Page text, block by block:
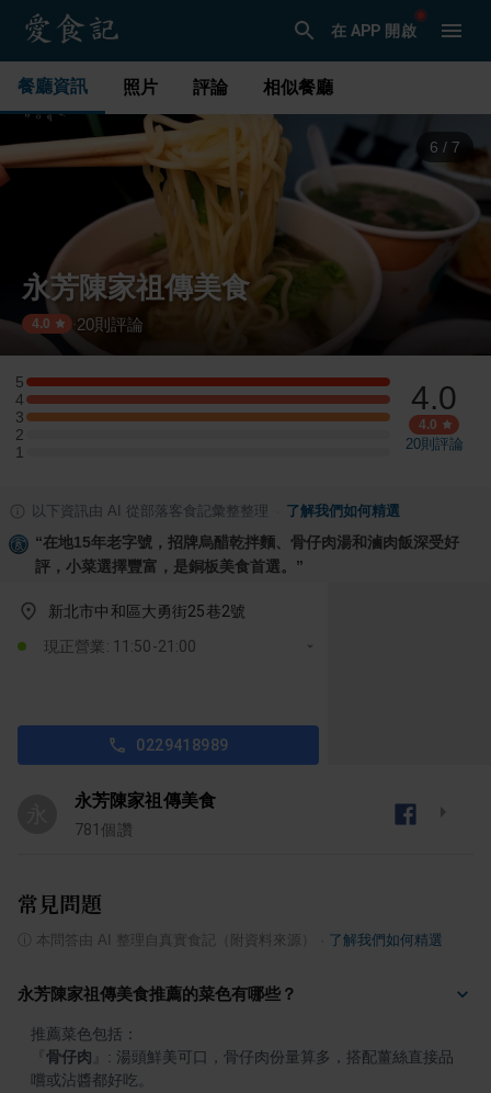
在 APP 開啟
餐廳資訊 照片 評論 相似餐廳
6 / 7
永芳陳家祖傳美食
4.0 ·20則評論
5
5 星：1 則評論
4
4 星：1 則評論
3
3 星：1 則評論
2
2 星：0 則評論
1
1 星：0 則評論
4.0
4.0
20則評論
以下資訊由 AI 從部落客食記彙整整理 了解我們如何精選
“在地15年老字號，招牌烏醋乾拌麵、骨仔肉湯和滷肉飯深受好
評，小菜選擇豐富，是銅板美食首選。 ”
新北市中和區大勇街25巷2號
現正營業: 11:50-21:00
0229418989
永芳陳家祖傳美食
781 個讚
常見問題
本問答由 AI 整理自真實食記（附資料來源） 了解我們如何精選
永芳陳家祖傳美食推薦的菜色有哪些？
骨仔肉
: 湯頭鮮美可口，骨仔肉份量算多，搭配薑絲直接品